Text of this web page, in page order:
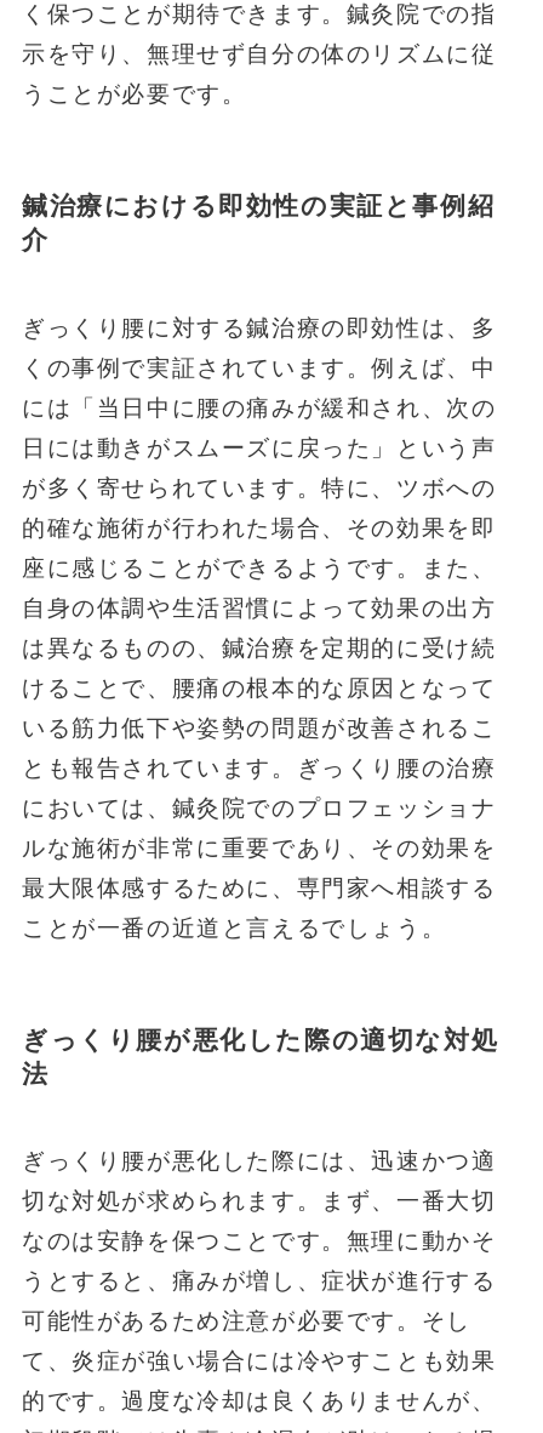
く保つことが期待できます。鍼灸院での指
示を守り、無理せず自分の体のリズムに従
うことが必要です。
鍼治療における即効性の実証と事例紹
介
ぎっくり腰に対する鍼治療の即効性は、多
くの事例で実証されています。例えば、中
には「当日中に腰の痛みが緩和され、次の
日には動きがスムーズに戻った」という声
が多く寄せられています。特に、ツボへの
的確な施術が行われた場合、その効果を即
座に感じることができるようです。また、
自身の体調や生活習慣によって効果の出方
は異なるものの、鍼治療を定期的に受け続
けることで、腰痛の根本的な原因となって
いる筋力低下や姿勢の問題が改善されるこ
とも報告されています。ぎっくり腰の治療
においては、鍼灸院でのプロフェッショナ
ルな施術が非常に重要であり、その効果を
最大限体感するために、専門家へ相談する
ことが一番の近道と言えるでしょう。
ぎっくり腰が悪化した際の適切な対処
法
ぎっくり腰が悪化した際には、迅速かつ適
切な対処が求められます。まず、一番大切
なのは安静を保つことです。無理に動かそ
うとすると、痛みが増し、症状が進行する
可能性があるため注意が必要です。そし
て、炎症が強い場合には冷やすことも効果
的です。過度な冷却は良くありませんが、